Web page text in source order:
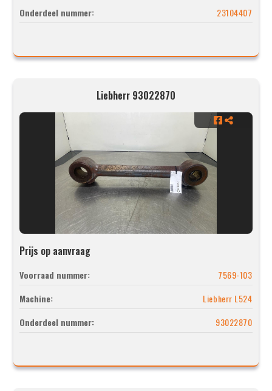
Onderdeel nummer:
23104407
Liebherr 93022870
Prijs op aanvraag
Voorraad nummer:
7569-103
Machine:
Liebherr L524
Onderdeel nummer:
93022870